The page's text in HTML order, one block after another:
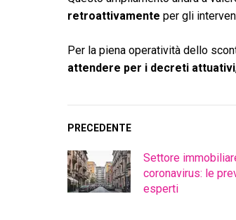
retroattivamente per gli
Per la piena operatività dello
attendere per i decreti attuativi
PRECEDENTE
Settore
coronavirus: le
esperti